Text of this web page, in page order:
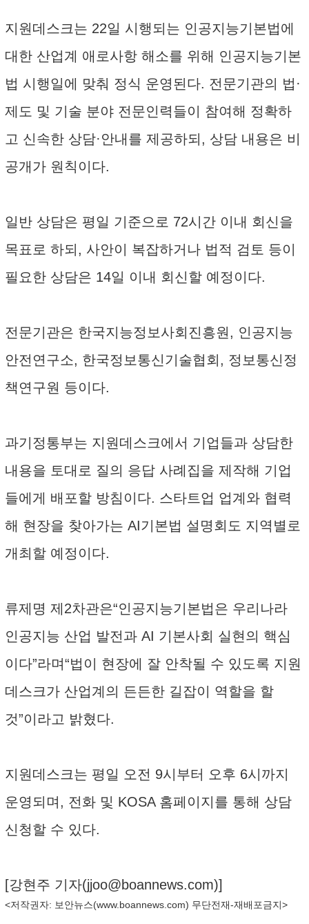
지원데스크는 22일 시행되는 인공지능기본법에
대한 산업계 애로사항 해소를 위해 인공지능기본
법 시행일에 맞춰 정식 운영된다. 전문기관의 법·
제도 및 기술 분야 전문인력들이 참여해 정확하
고 신속한 상담·안내를 제공하되, 상담 내용은 비
공개가 원칙이다.
일반 상담은 평일 기준으로 72시간 이내 회신을
목표로 하되, 사안이 복잡하거나 법적 검토 등이
필요한 상담은 14일 이내 회신할 예정이다.
전문기관은 한국지능정보사회진흥원, 인공지능
안전연구소, 한국정보통신기술협회, 정보통신정
책연구원 등이다.
과기정통부는 지원데스크에서 기업들과 상담한
내용을 토대로 질의 응답 사례집을 제작해 기업
들에게 배포할 방침이다. 스타트업 업계와 협력
해 현장을 찾아가는 AI기본법 설명회도 지역별로
개최할 예정이다.
류제명 제2차관은“인공지능기본법은 우리나라
인공지능 산업 발전과 AI 기본사회 실현의 핵심
이다”라며“법이 현장에 잘 안착될 수 있도록 지원
데스크가 산업계의 든든한 길잡이 역할을 할
것”이라고 밝혔다.
지원데스크는 평일 오전 9시부터 오후 6시까지
운영되며, 전화 및 KOSA 홈페이지를 통해 상담
신청할 수 있다.
[강현주 기자(jjoo@boannews.com)]
<저작권자: 보안뉴스(www.boannews.com) 무단전재-재배포금지>